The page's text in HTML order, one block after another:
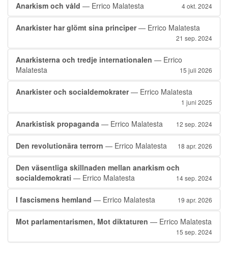
Anarkism och våld — Errico Malatesta 4 okt. 2024
Anarkister har glömt sina principer— Errico Malatesta
21 sep. 2024
Anarkisterna och tredje internationalen — Errico
Malatesta
15 juli 2026
Anarkister och socialdemokrater— Errico Malatesta
1 juni 2025
Anarkistisk propaganda — Errico Malatesta 12 sep. 2024
Den revolutionära terrorn — Errico Malatesta 18 apr. 2026
Den väsentliga skillnaden mellan anarkism och
socialdemokrati — Errico Malatesta 14 sep. 2024
I fascismens hemland — Errico Malatesta 19 apr. 2026
Mot parlamentarismen, Mot diktaturen — Errico Malatesta
15 sep. 2024